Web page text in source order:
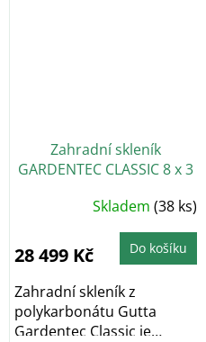
Zahradní skleník
GARDENTEC CLASSIC 8 x 3
Průměrné
hodnocení
5,0
z
hvězdiček.
Skladem(38 ks)
28 499 Kč Do košíku
Zahradní skleník z
polykarbonátu Gutta
Gardentec Classic je